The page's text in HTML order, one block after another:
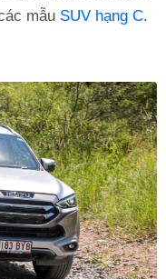
mẫu SUV hạng C.